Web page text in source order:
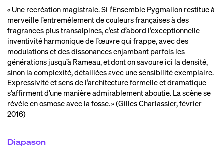
« Une recréation magistrale. Si l’Ensemble Pygmalion restitue à
merveille l’entremêlement de couleurs françaises à des
fragrances plus transalpines, c’est d’abord l’exceptionnelle
inventivité harmonique de l’œuvre qui frappe, avec des
modulations et des dissonances enjambant parfois les
générations jusqu’à Rameau, et dont on savoure ici la densité,
sinon la complexité, détaillées avec une sensibilité exemplaire.
Expressivité et sens de l’architecture formelle et dramatique
s’affirment d’une manière admirablement aboutie. La scène se
révèle en osmose avec la fosse. » (Gilles Charlassier, février
2016)
Diapason